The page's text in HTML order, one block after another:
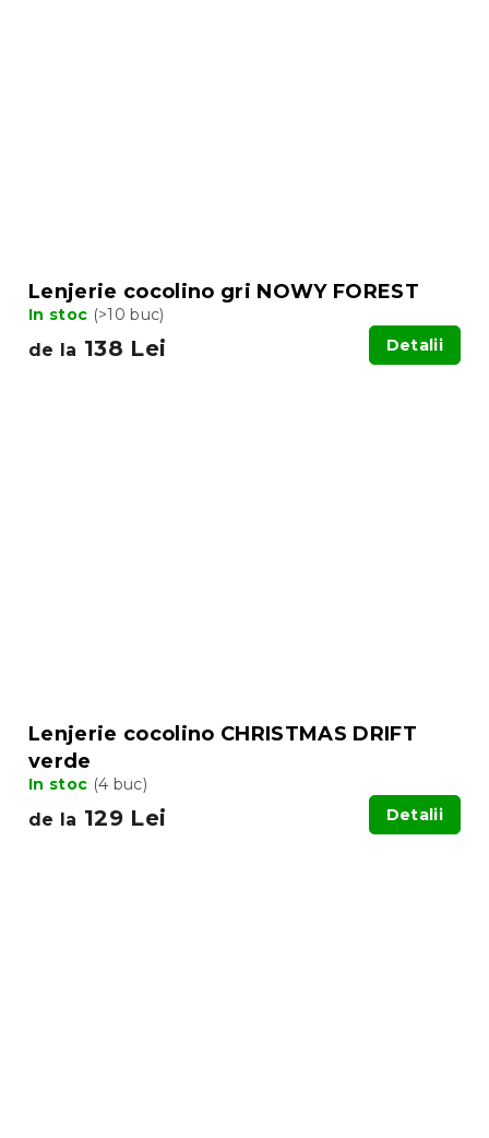
Lenjerie cocolino gri NOWY FOREST
In stoc (>10 buc)
de la 138 Lei Detalii
Lenjerie cocolino CHRISTMAS DRIFT
verde
In stoc (4 buc)
de la 129 Lei Detalii